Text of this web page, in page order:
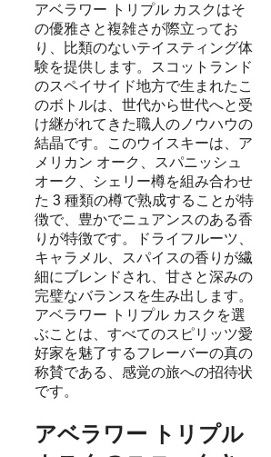
アベラワー トリプル カスクはそ
の優雅さと複雑さが際立ってお
り、比類のないテイスティング体
験を提供します。スコットランド
のスペイサイド地方で生まれたこ
のボトルは、世代から世代へと受
け継がれてきた職人のノウハウの
結晶です。このウイスキーは、ア
メリカン オーク、スパニッシュ
オーク、シェリー樽を組み合わせ
た 3 種類の樽で熟成することが特
徴で、豊かでニュアンスのある香
りが特徴です。ドライフルーツ、
キャラメル、スパイスの香りが繊
細にブレンドされ、甘さと深みの
完璧なバランスを生み出します。
アベラワー トリプル カスクを選
ぶことは、すべてのスピリッツ愛
好家を魅了するフレーバーの真の
称賛である、感覚の旅への招待状
です。
アベラワー トリプル